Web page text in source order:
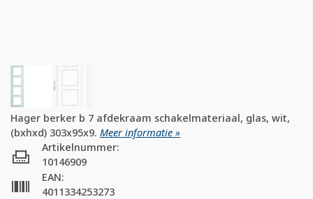
Hager berker b 7 afdekraam schakelmateriaal, glas, wit,
(bxhxd) 303x95x9. Meer informatie »
Artikelnummer:
10146909
EAN:
4011334253273